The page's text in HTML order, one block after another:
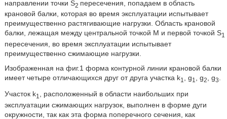
направлении точки S2 пересечения, попадаем в область
крановой балки, которая во время эксплуатации испытывает
преимущественно растягивающие нагрузки. Область крановой
балки, лежащая между центральной точкой M и первой точкой S1
пересечения, во время эксплуатации испытывает
преимущественно сжимающие нагрузки.
Изображенная на фиг.1 форма контурной линии крановой балки
имеет четыре отличающихся друг от друга участка k1 , g1 , g2 , g3
Участок k1
, расположенный в области наибольших при
эксплуатации сжимающих нагрузок, выполнен в форме дуги
окружности, так как эта форма поперечного сечения, как